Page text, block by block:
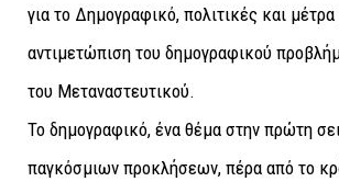
για το Δημογραφικό, πολιτικές και μέτρα
αντιμετώπιση του δημογραφικού
του Μεταναστευτικού.
Το δημογραφικό, ένα θέμα στην πρώτη
παγκόσμιων προκλήσεων, πέρα από το